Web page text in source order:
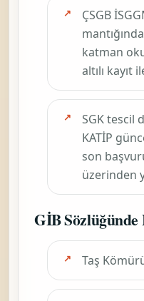
ÇSGB
katman
altılı kayıt
SGK tescil
KATİP
son
üzerinden
GİB Sözlüğünde
Taş